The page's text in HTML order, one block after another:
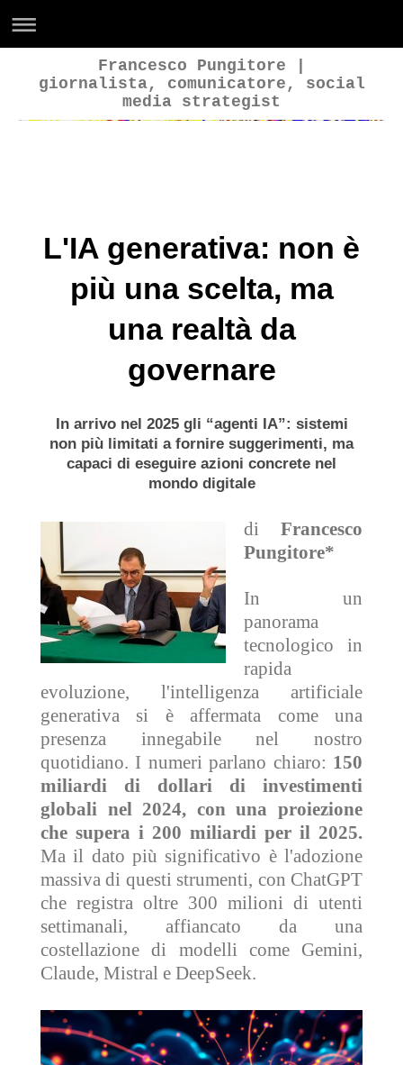
Francesco Pungitore |
giornalista, comunicatore, social
media strategist
L'IA generativa: non è
più una scelta, ma
una realtà da
governare
In arrivo nel 2025 gli “agenti IA”: sistemi
non più limitati a fornire suggerimenti, ma
capaci di eseguire azioni concrete nel
mondo digitale
di Francesco
Pungitore*
In un
panorama
tecnologico in
rapida
evoluzione, l'intelligenza artificiale
generativa si è affermata come una
presenza innegabile nel nostro
quotidiano. I numeri parlano chiaro: 150
miliardi di dollari di investimenti
globali nel 2024, con una proiezione
che supera i 200 miliardi per il 2025.
Ma il dato più significativo è l'adozione
massiva di questi strumenti, con ChatGPT
che registra oltre 300 milioni di utenti
settimanali, affiancato da una
costellazione di modelli come Gemini,
Claude, Mistral e DeepSeek.